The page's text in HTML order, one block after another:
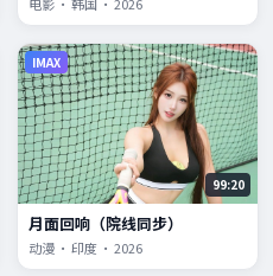
IMAX
99:20
月面回响（院线同步）
动漫 · 印度 · 2026